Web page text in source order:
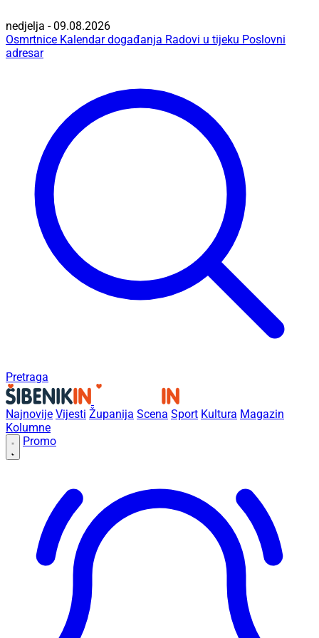
nedjelja - 09.08.2026
Osmrtnice Kalendar događanja Radovi u tijeku Poslovni
adresar
Pretraga
Najnovije Vijesti Županija Scena Sport Kultura Magazin
Kolumne
Promo